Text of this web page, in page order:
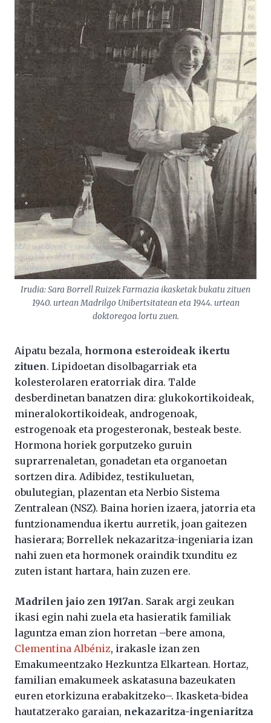
Irudia: Sara Borrell Ruizek Farmazia ikasketak bukatu zituen
1940. urtean Madrilgo Unibertsitatean eta 1944. urtean
doktoregoa lortu zuen.
Aipatu bezala, hormona esteroideak ikertu
zituen. Lipidoetan disolbagarriak eta
kolesterolaren eratorriak dira. Talde
desberdinetan banatzen dira: glukokortikoideak,
mineralokortikoideak, androgenoak,
estrogenoak eta progesteronak, besteak beste.
Hormona horiek gorputzeko guruin
suprarrenaletan, gonadetan eta organoetan
sortzen dira. Adibidez, testikuluetan,
obulutegian, plazentan eta Nerbio Sistema
Zentralean (NSZ). Baina horien izaera, jatorria eta
funtzionamendua ikertu aurretik, joan gaitezen
hasierara; Borrellek nekazaritza-ingeniaria izan
nahi zuen eta hormonek oraindik txunditu ez
zuten istant hartara, hain zuzen ere.
Madrilen jaio zen 1917an. Sarak argi zeukan
ikasi egin nahi zuela eta hasieratik familiak
laguntza eman zion horretan –bere amona,
Clementina Albéniz, irakasle izan zen
Emakumeentzako Hezkuntza Elkartean. Hortaz,
familian emakumeek askatasuna bazeukaten
euren etorkizuna erabakitzeko–. Ikasketa-bidea
hautatzerako garaian, nekazaritza-ingeniaritza